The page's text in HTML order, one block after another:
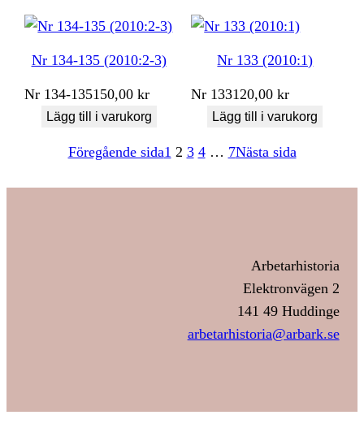
Nr 134-135 (2010:2-3)
Nr 134-135150,00kr
Lägg till i varukorg
Nr 133 (2010:1)
Nr 133120,00kr
Lägg till i varukorg
Föregående sida1 2 3 4 … 7Nästa sida
Arbetarhistoria
Elektronvägen 2
141 49 Huddinge
arbetarhistoria@arbark.se